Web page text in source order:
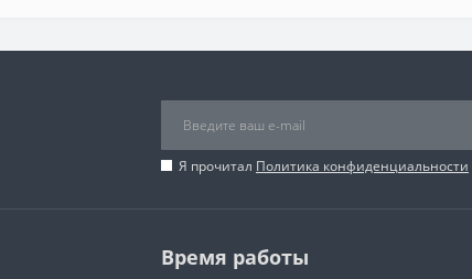
Я прочитал Политика конфиденциальности
Время работы